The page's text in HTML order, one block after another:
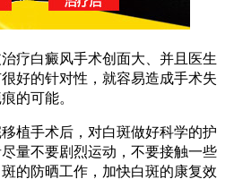
白癜风手术创面大、并且医生
好的针对性，就容易造成手术失
的可能。
植手术后，对白斑做好科学的护
量不要剧烈运动，不要接触一些
的防晒工作，加快白斑的康复效